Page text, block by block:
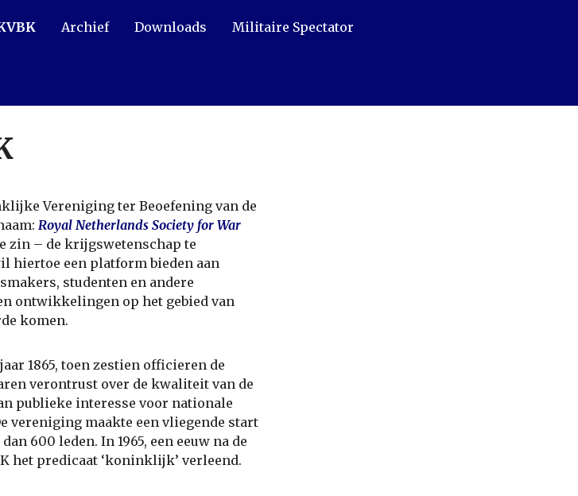
Archief Downloads Militaire Spectator
Vereniging ter Beoefening van de
Royal Netherlands Society for War
zin – de krijgswetenschap te
hiertoe een platform bieden aan
studenten en andere
ontwikkelingen op het gebied van
komen.
1865, toen zestien officieren de
verontrust over de kwaliteit van de
publieke interesse voor nationale
vereniging maakte een vliegende start
600 leden. In 1965, een eeuw na de
het predicaat ‘koninklijk’ verleend.